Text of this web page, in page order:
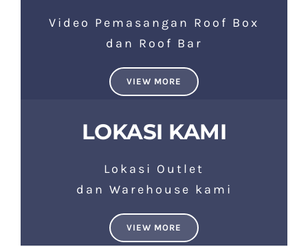
Video Pemasangan Roof Box
dan Roof Bar
VIEW MORE
LOKASI KAMI
Lokasi Outlet
dan Warehouse kami
VIEW MORE